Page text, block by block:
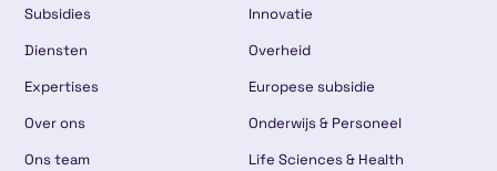
Subsidies
Diensten
Expertises
Over ons
Ons team
Innovatie
Overheid
Europese subsidie
Onderwijs & Personeel
Life Sciences & Health